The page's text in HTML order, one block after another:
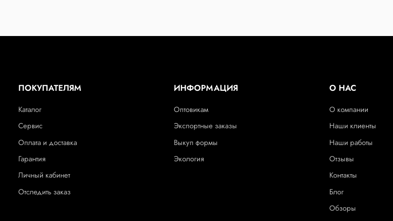
ПОКУПАТЕЛЯМ
Каталог
Сервис
Оплата и доставка
Гарантия
Личный кабинет
Отследить заказ
ИНФОРМАЦИЯ
Оптовикам
Экспортные заказы
Выкуп формы
Экология
О НАС
О компании
Наши клиенты
Наши работы
Отзывы
Контакты
Блог
Обзоры